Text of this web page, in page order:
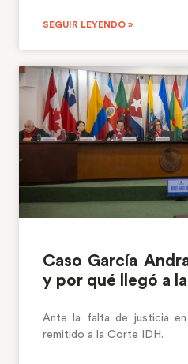
SEGUIR LEYENDO »
Caso García
y por qué llegó a
Ante la falta de justicia
remitido a la Corte IDH.